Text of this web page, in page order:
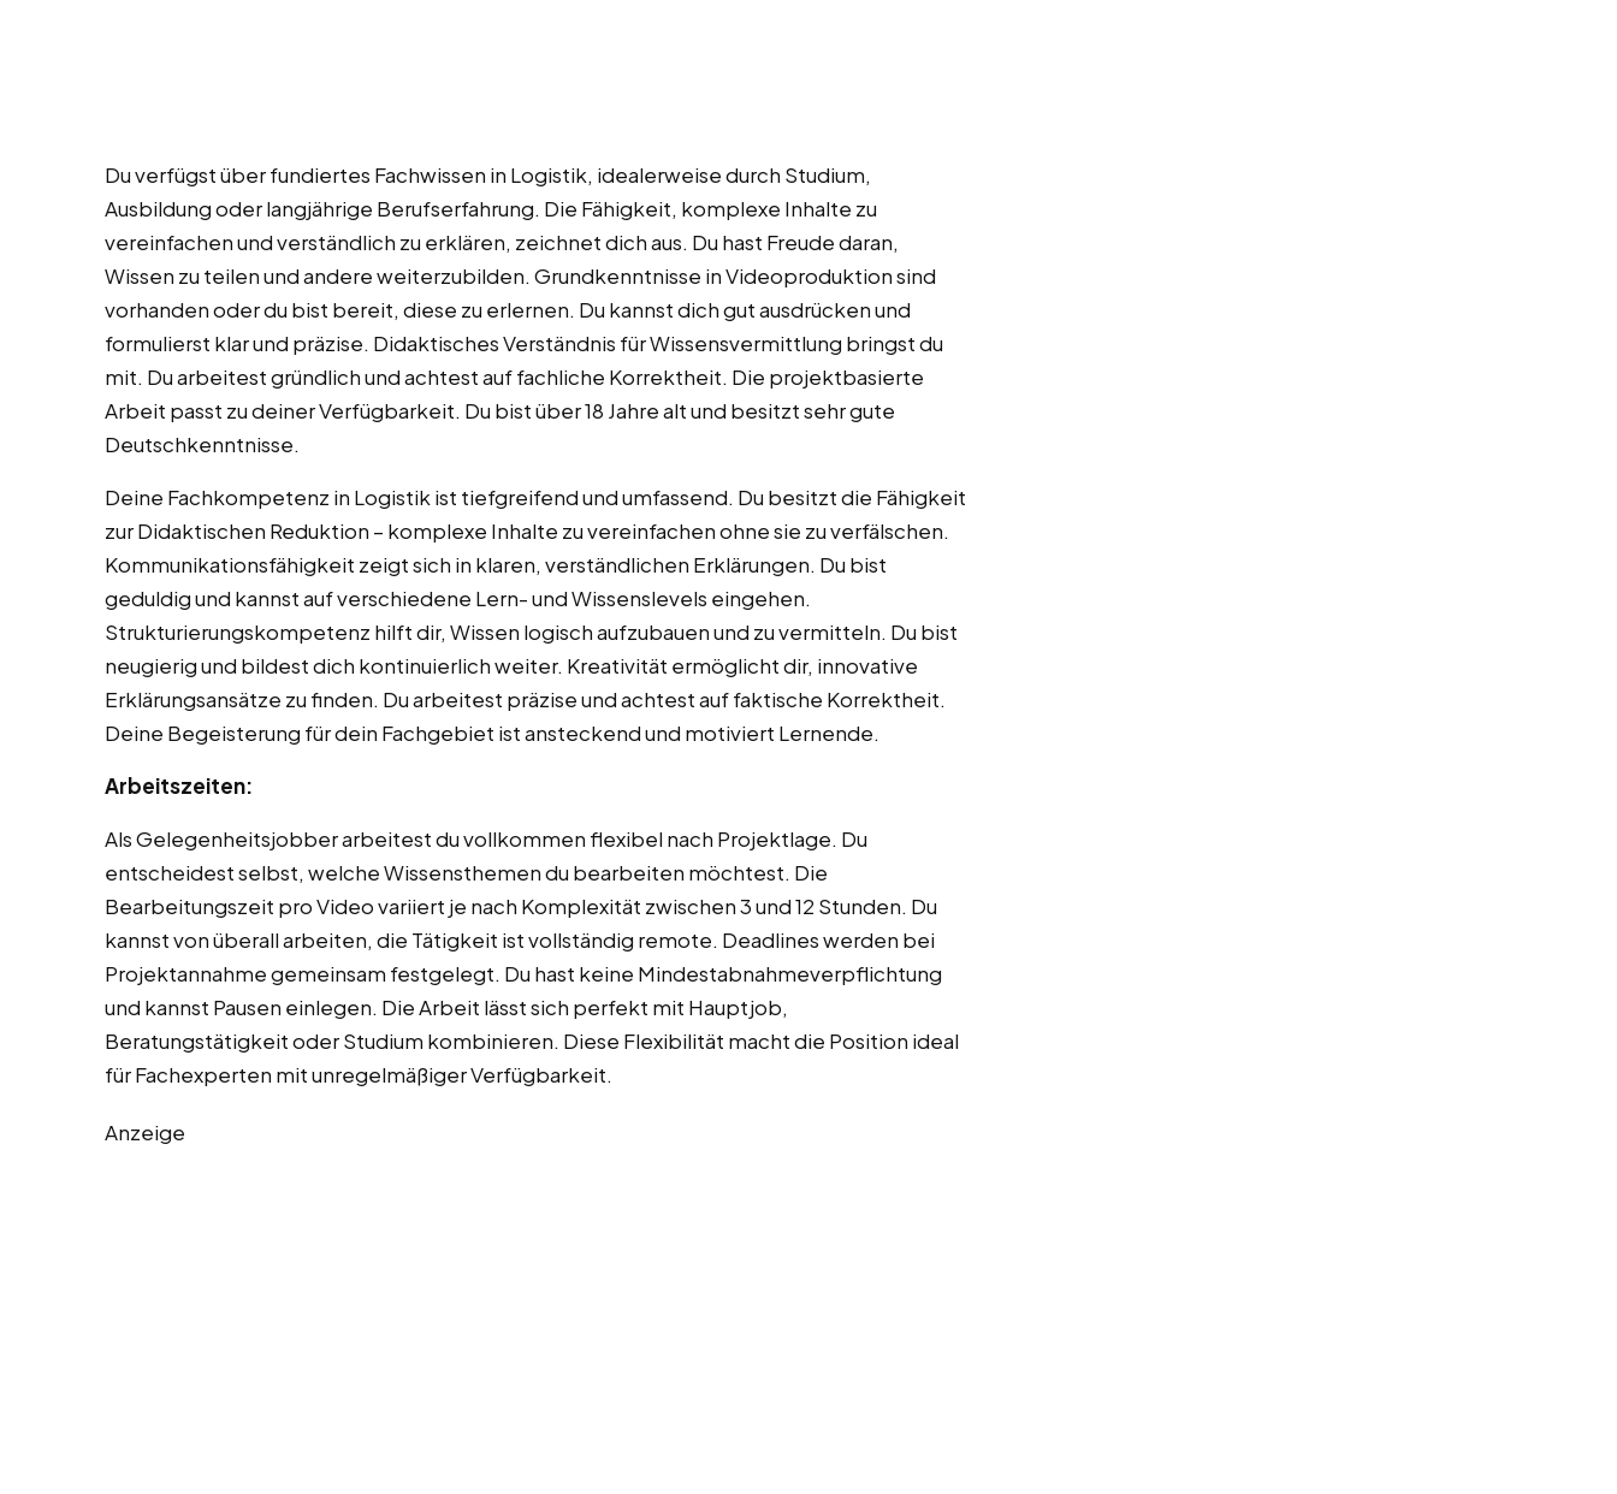
Du verfügst über fundiertes Fachwissen in Logistik, idealerweise durch Studium,
Ausbildung oder langjährige Berufserfahrung. Die Fähigkeit, komplexe Inhalte zu
vereinfachen und verständlich zu erklären, zeichnet dich aus. Du hast Freude daran,
Wissen zu teilen und andere weiterzubilden. Grundkenntnisse in Videoproduktion sind
vorhanden oder du bist bereit, diese zu erlernen. Du kannst dich gut ausdrücken und
formulierst klar und präzise. Didaktisches Verständnis für Wissensvermittlung bringst du
mit. Du arbeitest gründlich und achtest auf fachliche Korrektheit. Die projektbasierte
Arbeit passt zu deiner Verfügbarkeit. Du bist über 18 Jahre alt und besitzt sehr gute
Deutschkenntnisse.
Deine Fachkompetenz in Logistik ist tiefgreifend und umfassend. Du besitzt die Fähigkeit
zur Didaktischen Reduktion – komplexe Inhalte zu vereinfachen ohne sie zu verfälschen.
Kommunikationsfähigkeit zeigt sich in klaren, verständlichen Erklärungen. Du bist
geduldig und kannst auf verschiedene Lern- und Wissenslevels eingehen.
Strukturierungskompetenz hilft dir, Wissen logisch aufzubauen und zu vermitteln. Du bist
neugierig und bildest dich kontinuierlich weiter. Kreativität ermöglicht dir, innovative
Erklärungsansätze zu finden. Du arbeitest präzise und achtest auf faktische Korrektheit.
Deine Begeisterung für dein Fachgebiet ist ansteckend und motiviert Lernende.
Arbeitszeiten:
Als Gelegenheitsjobber arbeitest du vollkommen flexibel nach Projektlage. Du
entscheidest selbst, welche Wissensthemen du bearbeiten möchtest. Die
Bearbeitungszeit pro Video variiert je nach Komplexität zwischen 3 und 12 Stunden. Du
kannst von überall arbeiten, die Tätigkeit ist vollständig remote. Deadlines werden bei
Projektannahme gemeinsam festgelegt. Du hast keine Mindestabnahmeverpflichtung
und kannst Pausen einlegen. Die Arbeit lässt sich perfekt mit Hauptjob,
Beratungstätigkeit oder Studium kombinieren. Diese Flexibilität macht die Position ideal
für Fachexperten mit unregelmäßiger Verfügbarkeit.
Anzeige